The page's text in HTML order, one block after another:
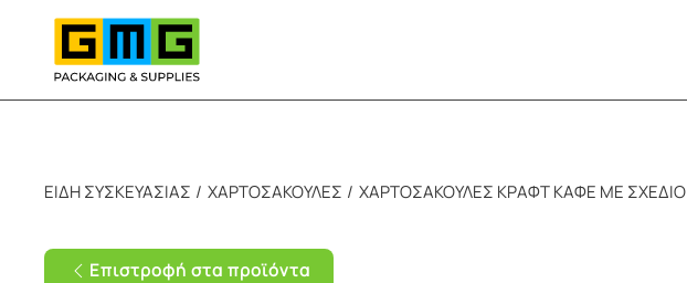
Skip to main content
ΕΙΔΗ ΣΥΣΚΕΥΑΣΙΑΣ ΧΑΡΤΟΣΑΚΟΥΛΕΣ ΧΑΡΤΟΣΑΚΟΥΛΕΣ ΚΡΑΦΤ ΚΑΦΕ ΜΕ ΣΧΕΔΙΟ
Επιστροφή στα προϊόντα